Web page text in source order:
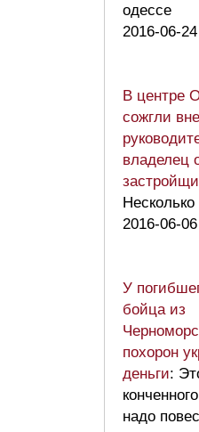
одессе
2016-06-
В центре
сожгли
владелец
Несколько
2016-06-
У
бойца из
похорон
деньги:
надо